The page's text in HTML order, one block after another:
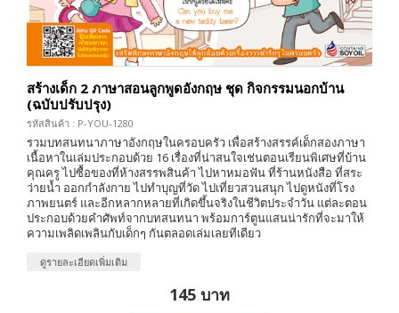
สร้างเด็ก 2 ภาษาสอนลูกพูดอังกฤษ ชุด กิจกรรมนอกบ้าน
(ฉบับปรับปรุง)
รหัสสินค้า : P-YOU-1280
รวมบทสนทนาภาษาอังกฤษในครอบครัว เพื่อสร้างสรรค์เด็กสองภาษา
เนื้อหาในเล่มประกอบด้วย 16 เรื่องที่น่าสนใจเช่นตอนเรียนพิเศษที่บ้าน
คุณครู ไปซื้อของที่ห้างสรรพสินค้า ไปหาหมอฟัน ที่ร้านหนังสือ ที่สระ
ว่ายน้ำ ออกกำลังกาย ไปทำบุญที่วัด ไปเที่ยวสวนสนุก ไปดูหนังที่โรง
ภาพยนตร์ และอีกหลากหลายที่เกิดขึ้นจริงในชีวิตประจำวัน แต่ละตอน
ประกอบด้วยคำศัพท์จากบทสนทนา พร้อมการ์ตูนแสนน่ารักที่จะมาให้
ความเพลิดเพลินกับเด็กๆ กันตลอดเล่มเลยทีเดียว
ดูรายละเอียดเพิ่มเติม
145 บาท